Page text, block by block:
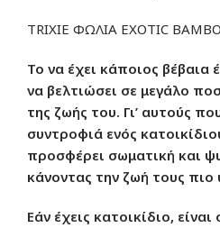
TRIXIE ΦΩΛΙΑ EXOTIC
Το να έχει κάποιος βέβαια
να βελτιώσει σε μεγάλο
της ζωής του. Γι’ αυτούς
συντροφιά ενός
προσφέρει σωματική και
κάνοντας την ζωή τους πιο
Εάν έχεις κατοικίδιο,